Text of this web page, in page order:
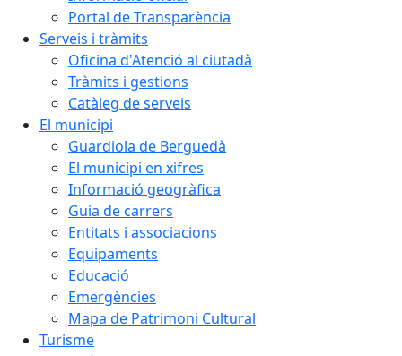
Portal de Transparència
Serveis i tràmits
Oficina d'Atenció al ciutadà
Tràmits i gestions
Catàleg de serveis
El municipi
Guardiola de Berguedà
El municipi en xifres
Informació geogràfica
Guia de carrers
Entitats i associacions
Equipaments
Educació
Emergències
Mapa de Patrimoni Cultural
Turisme